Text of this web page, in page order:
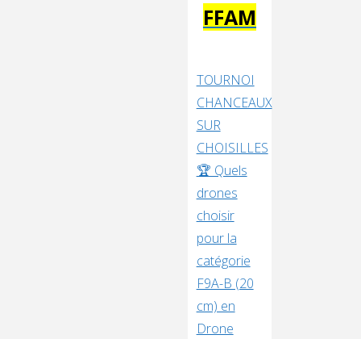
FFAM
TOURNOI
CHANCEAUX
SUR
CHOISILLES
🏆 Quels
drones
choisir
pour la
catégorie
F9A-B (20
cm) en
Drone